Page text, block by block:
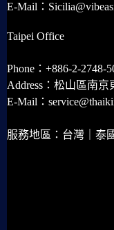
E-Mail：
Taipei Office
Phone：+886-2-2748-
Address：松山區南
E-Mail：
服務地區：台灣｜泰